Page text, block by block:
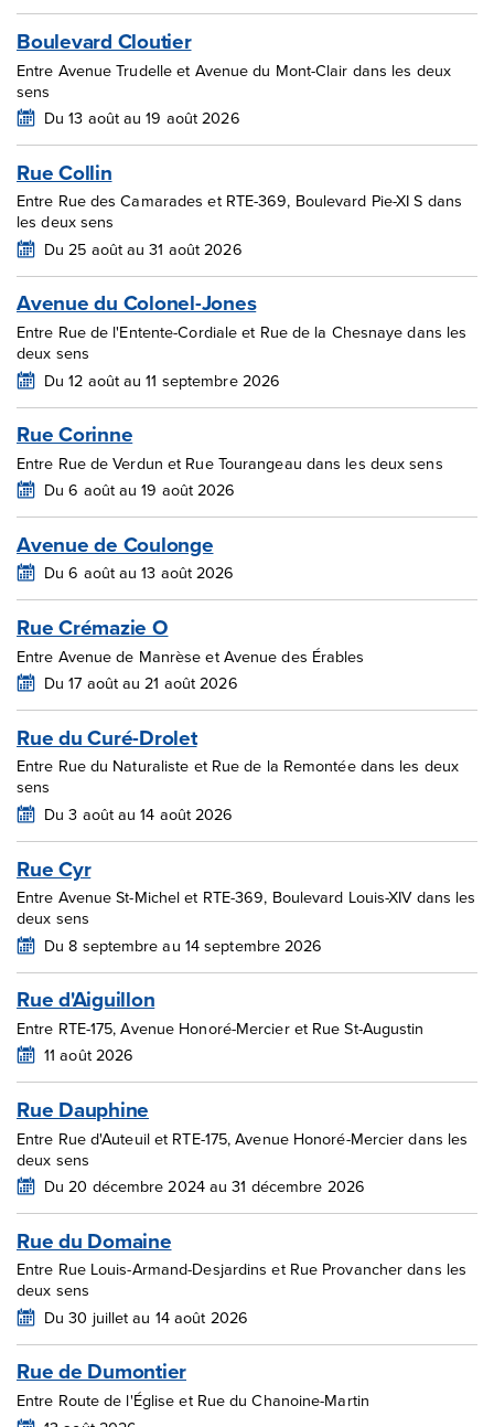
Boulevard Cloutier
Entre Avenue Trudelle et Avenue du Mont-Clair dans les deux
sens
Du 13 août au 19 août 2026
Rue Collin
Entre Rue des Camarades et RTE-369, Boulevard Pie-XI S dans
les deux sens
Du 25 août au 31 août 2026
Avenue du Colonel-Jones
Entre Rue de l'Entente-Cordiale et Rue de la Chesnaye dans les
deux sens
Du 12 août au 11 septembre 2026
Rue Corinne
Entre Rue de Verdun et Rue Tourangeau dans les deux sens
Du 6 août au 19 août 2026
Avenue de Coulonge
Du 6 août au 13 août 2026
Rue Crémazie O
Entre Avenue de Manrèse et Avenue des Érables
Du 17 août au 21 août 2026
Rue du Curé-Drolet
Entre Rue du Naturaliste et Rue de la Remontée dans les deux
sens
Du 3 août au 14 août 2026
Rue Cyr
Entre Avenue St-Michel et RTE-369, Boulevard Louis-XIV dans les
deux sens
Du 8 septembre au 14 septembre 2026
Rue d'Aiguillon
Entre RTE-175, Avenue Honoré-Mercier et Rue St-Augustin
11 août 2026
Rue Dauphine
Entre Rue d'Auteuil et RTE-175, Avenue Honoré-Mercier dans les
deux sens
Du 20 décembre 2024 au 31 décembre 2026
Rue du Domaine
Entre Rue Louis-Armand-Desjardins et Rue Provancher dans les
deux sens
Du 30 juillet au 14 août 2026
Rue de Dumontier
Entre Route de l'Église et Rue du Chanoine-Martin